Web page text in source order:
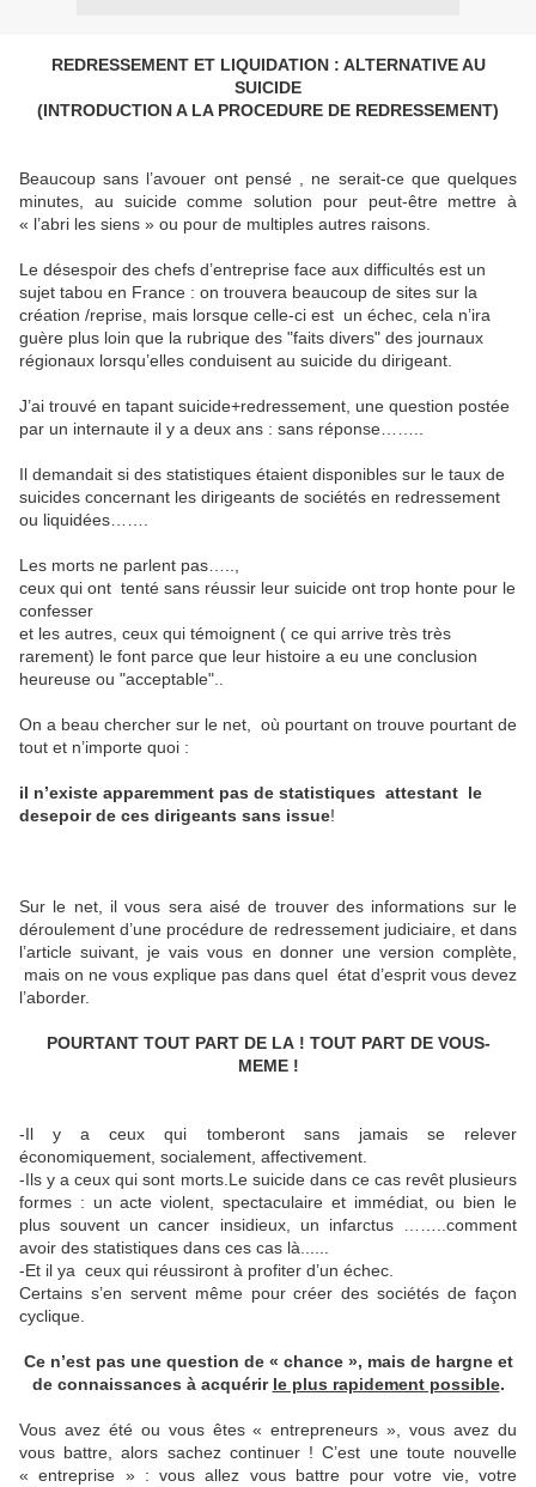
REDRESSEMENT ET LIQUIDATION : ALTERNATIVE AU
SUICIDE
(INTRODUCTION A LA PROCEDURE DE REDRESSEMENT)
Beaucoup sans l’avouer ont pensé , ne serait-ce que quelques
minutes, au suicide comme solution pour peut-être mettre à
« l’abri les siens » ou pour de multiples autres raisons.
Le désespoir des chefs d’entreprise face aux difficultés est un
sujet tabou en France : on trouvera beaucoup de sites sur la
création /reprise, mais lorsque celle-ci est un échec, cela n’ira
guère plus loin que la rubrique des "faits divers" des journaux
régionaux lorsqu’elles conduisent au suicide du dirigeant.
J’ai trouvé en tapant suicide+redressement, une question postée
par un internaute il y a deux ans : sans réponse……..
Il demandait si des statistiques étaient disponibles sur le taux de
suicides concernant les dirigeants de sociétés en redressement
ou liquidées…….
Les morts ne parlent pas…..,
ceux qui ont tenté sans réussir leur suicide ont trop honte pour le
confesser
et les autres, ceux qui témoignent ( ce qui arrive très très
rarement) le font parce que leur histoire a eu une conclusion
heureuse ou "acceptable"..
On a beau chercher sur le net,
où pourtant on trouve pourtant de
tout et n’importe quoi :
il n’existe apparemment pas de statistiques attestant le
desepoir de ces dirigeants sans issue!
Sur le net, il vous sera aisé de trouver des informations sur le
déroulement d’une procédure de redressement judiciaire, et dans
l’article suivant, je vais vous en donner une version complète,
mais on ne vous explique pas dans quel état d’esprit vous devez
l’aborder.
POURTANT TOUT PART DE LA ! TOUT PART DE VOUS-
MEME !
-Il y a ceux qui tomberont sans jamais se relever
économiquement, socialement, affectivement.
-Ils y a ceux qui sont morts.Le suicide dans ce cas revêt plusieurs
formes : un acte violent, spectaculaire et immédiat, ou bien le
plus souvent un cancer insidieux, un infarctus ……..comment
avoir des statistiques dans ces cas là......
-Et il ya ceux qui réussiront à profiter d’un échec.
Certains s’en servent même pour créer des sociétés de façon
cyclique.
Ce n’est pas une question de « chance », mais de hargne et
de connaissances à acquérir le plus rapidement possible.
Vous avez été ou vous êtes « entrepreneurs », vous avez du
vous battre, alors sachez continuer ! C’est une toute nouvelle
« entreprise » : vous allez vous battre pour votre vie, votre